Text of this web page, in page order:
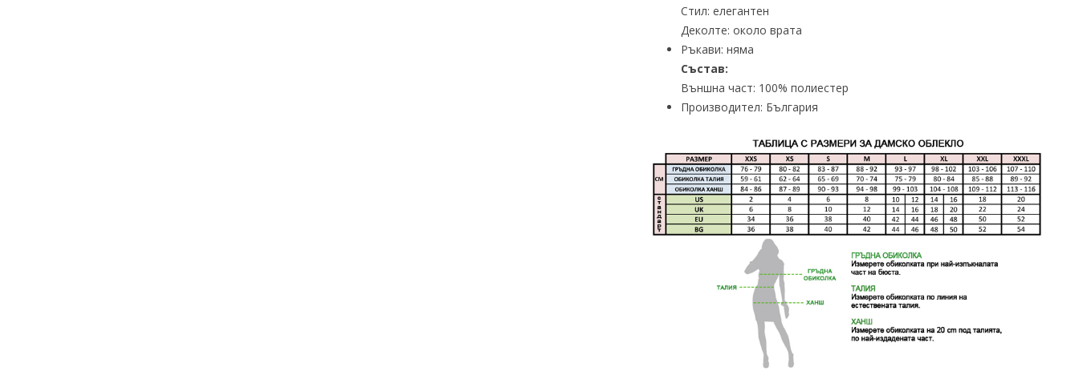
Стил: елегантен
Деколте: около врата
Ръкави: няма
Състав:
Външна част: 100% полиестер
Производител: България